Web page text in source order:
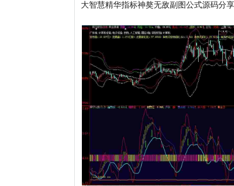
大智慧精华指标神獒无敌副图公式源码分享